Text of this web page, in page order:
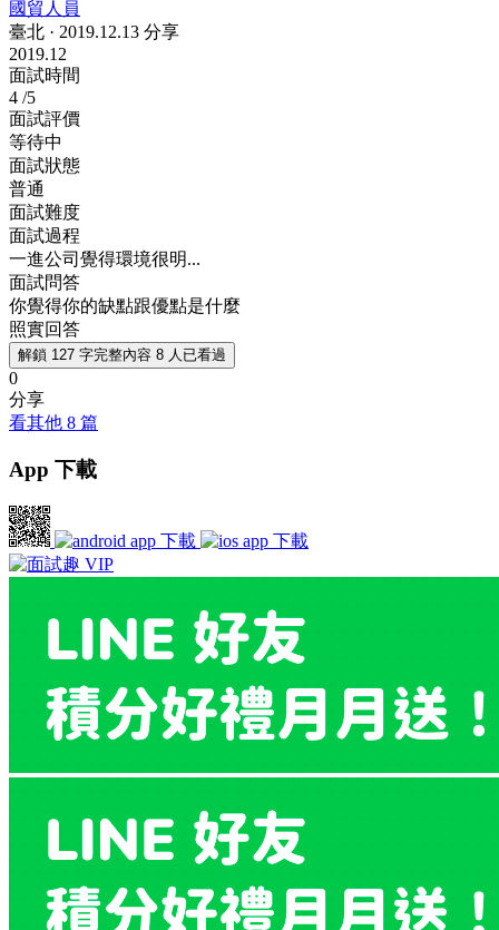
國貿人員
臺北 · 2019.12.13 分享
2019.12
面試時間
4 /5
面試評價
等待中
面試狀態
普通
面試難度
面試過程
一進公司覺得環境很明...
面試問答
你覺得你的缺點跟優點是什麼
照實回答
解鎖 127 字完整內容 8 人已看過
0
分享
看其他 8 篇
App 下載